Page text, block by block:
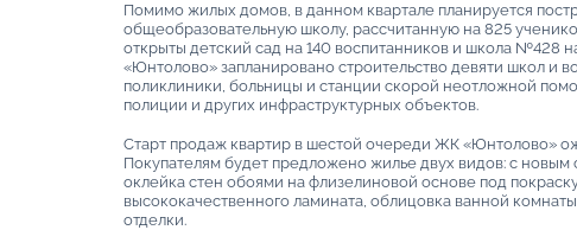
Помимо жилых домов, в данном квартале планируется
общеобразовательную школу, рассчитанную на 825
открыты детский сад на 140 воспитанников и школа №428
«Юнтолово» запланировано строительство девяти школ и
поликлиники, больницы и станции скорой неотложной
полиции и других инфраструктурных объектов.
Старт продаж квартир в шестой очереди ЖК «Юнтолово»
Покупателям будет предложено жилье двух видов: с новым
оклейка стен обоями на флизелиновой основе под
высококачественного ламината, облицовка ванной
отделки.